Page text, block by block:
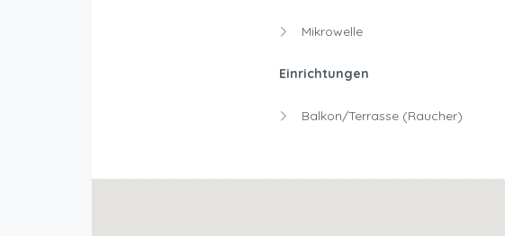
Mikrowelle
Einrichtungen
Balkon/Terrasse (Raucher)